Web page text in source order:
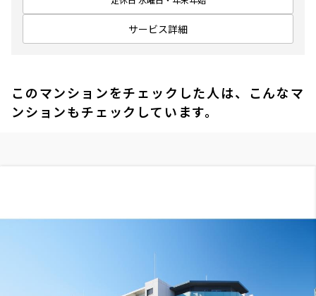
サービス詳細
このマンションをチェックした人は、こんなマ
ンションもチェックしています。